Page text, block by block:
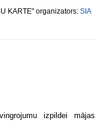
KARTE" organizators: SIA
izpildei mājas